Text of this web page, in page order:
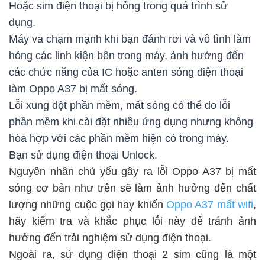
Hoặc sim điện thoại bị hỏng trong quá trình sử
dụng.
Máy va chạm mạnh khi bạn đánh rơi và vô tình làm
hỏng các linh kiện bên trong máy, ảnh hưởng đến
các chức năng của IC hoặc anten sóng điện thoại
làm Oppo A37 bị mất sóng.
Lỗi xung đột phần mềm, mất sóng có thể do lỗi
phần mềm khi cài đặt nhiều ứng dụng nhưng không
hòa hợp với các phần mềm hiện có trong máy.
Bạn sử dụng điện thoại Unlock.
Nguyên nhân chủ yếu gây ra lỗi Oppo A37 bị mất
sóng cơ bản như trên sẽ làm ảnh hưởng đến chất
lượng những cuộc gọi hay khiến Oppo A37 mất wifi,
hãy kiểm tra và khắc phục lỗi này để tránh ảnh
hưởng đến trải nghiệm sử dụng điện thoại.
Ngoài ra, sử dụng điện thoại 2 sim cũng là một